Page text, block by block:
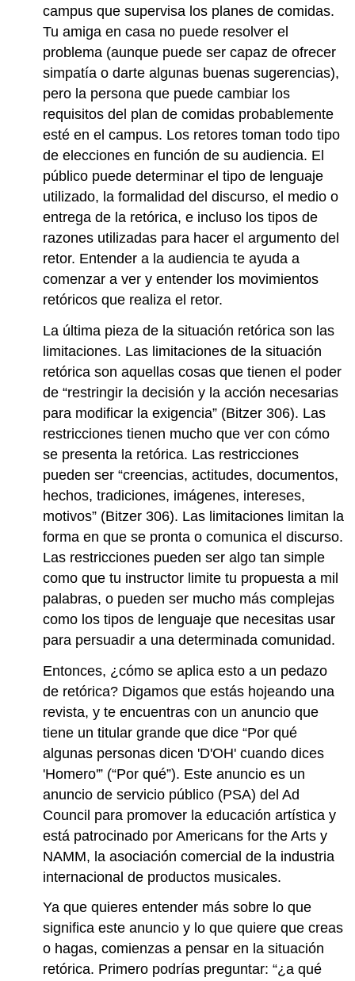
campus que supervisa los planes de comidas.
Tu amiga en casa no puede resolver el
problema (aunque puede ser capaz de ofrecer
simpatía o darte algunas buenas sugerencias),
pero la persona que puede cambiar los
requisitos del plan de comidas probablemente
esté en el campus. Los retores toman todo tipo
de elecciones en función de su audiencia. El
público puede determinar el tipo de lenguaje
utilizado, la formalidad del discurso, el medio o
entrega de la retórica, e incluso los tipos de
razones utilizadas para hacer el argumento del
retor. Entender a la audiencia te ayuda a
comenzar a ver y entender los movimientos
retóricos que realiza el retor.
La última pieza de la situación retórica son las
limitaciones. Las limitaciones de la situación
retórica son aquellas cosas que tienen el poder
de “restringir la decisión y la acción necesarias
para modificar la exigencia” (Bitzer 306). Las
restricciones tienen mucho que ver con cómo
se presenta la retórica. Las restricciones
pueden ser “creencias, actitudes, documentos,
hechos, tradiciones, imágenes, intereses,
motivos” (Bitzer 306). Las limitaciones limitan la
forma en que se pronta o comunica el discurso.
Las restricciones pueden ser algo tan simple
como que tu instructor limite tu propuesta a mil
palabras, o pueden ser mucho más complejas
como los tipos de lenguaje que necesitas usar
para persuadir a una determinada comunidad.
Entonces, ¿cómo se aplica esto a un pedazo
de retórica? Digamos que estás hojeando una
revista, y te encuentras con un anuncio que
tiene un titular grande que dice “Por qué
algunas personas dicen 'D'OH' cuando dices
'Homero'” (“Por qué”). Este anuncio es un
anuncio de servicio público (PSA) del Ad
Council para promover la educación artística y
está patrocinado por Americans for the Arts y
NAMM, la asociación comercial de la industria
internacional de productos musicales.
Ya que quieres entender más sobre lo que
significa este anuncio y lo que quiere que creas
o hagas, comienzas a pensar en la situación
retórica. Primero podrías preguntar: “¿a qué